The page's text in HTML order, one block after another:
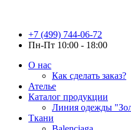
+7 (499) 744-06-72
Пн-Пт 10:00 - 18:00
О нас
Как сделать заказ?
Ателье
Каталог продукции
Линия одежды
Ткани